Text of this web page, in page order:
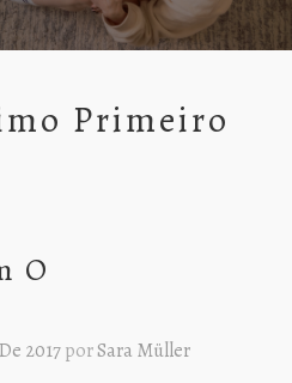
Primeiro
O
2017porSara Müller